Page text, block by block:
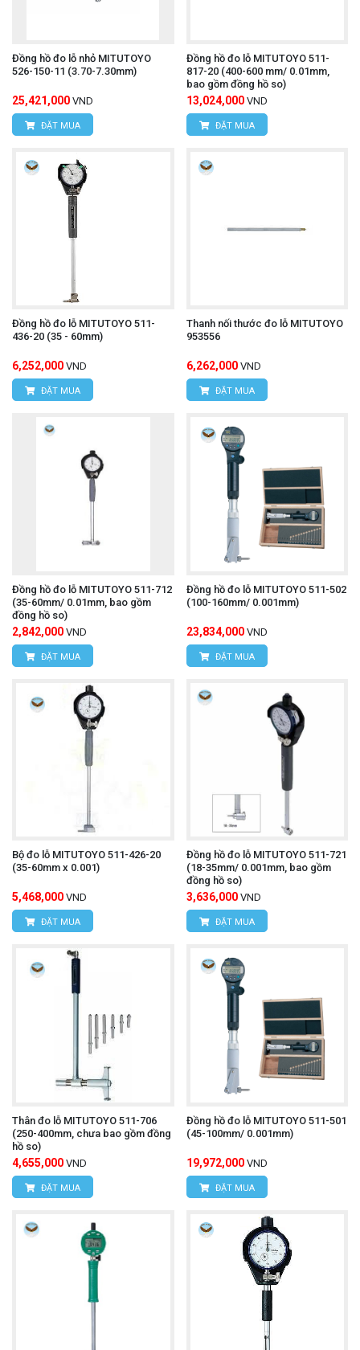
Đồng hồ đo lỗ nhỏ MITUTOYO
526-150-11 (3.70-7.30mm)
25,421,000 VND
ĐẶT MUA
Đồng hồ đo lỗ MITUTOYO 511-
817-20 (400-600 mm/ 0.01mm,
bao gồm đồng hồ so)
13,024,000 VND
ĐẶT MUA
Đồng hồ đo lỗ MITUTOYO 511-
436-20 (35 - 60mm)
6,252,000 VND
ĐẶT MUA
Thanh nối thước đo lỗ MITUTOYO
953556
6,262,000 VND
ĐẶT MUA
Đồng hồ đo lỗ MITUTOYO 511-712
(35-60mm/ 0.01mm, bao gồm
đồng hồ so)
2,842,000 VND
ĐẶT MUA
Đồng hồ đo lỗ MITUTOYO 511-502
(100-160mm/ 0.001mm)
23,834,000 VND
ĐẶT MUA
Bộ đo lỗ MITUTOYO 511-426-20
(35-60mm x 0.001)
5,468,000 VND
ĐẶT MUA
Đồng hồ đo lỗ MITUTOYO 511-721
(18-35mm/ 0.001mm, bao gồm
đồng hồ so)
3,636,000 VND
ĐẶT MUA
Thân đo lỗ MITUTOYO 511-706
(250-400mm, chưa bao gồm đồng
hồ so)
4,655,000 VND
ĐẶT MUA
Đồng hồ đo lỗ MITUTOYO 511-501
(45-100mm/ 0.001mm)
19,972,000 VND
ĐẶT MUA